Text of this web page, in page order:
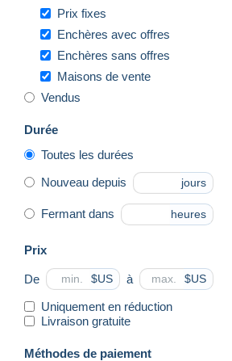
Prix fixes
Enchères avec offres
Enchères sans offres
Maisons de vente
Vendus
Durée
Toutes les durées
Nouveau depuis jours
Fermant dans heures
Prix
De $US à $US
Uniquement en réduction
Livraison gratuite
Méthodes de paiement